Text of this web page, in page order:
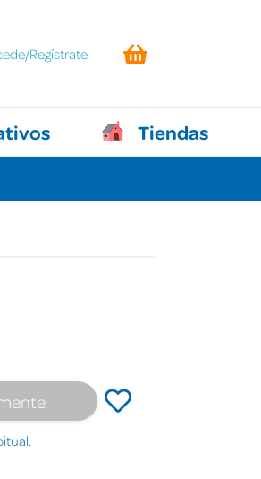
Regístrate
Tiendas